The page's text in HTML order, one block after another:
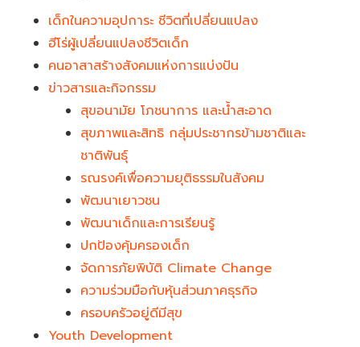
เด็กในความอุปการะ ชีวิตที่เปลี่ยนแปลง
ฮีโร่ผู้เปลี่ยนแปลงชีวิตเด็ก
คนอาสาสร้างสังคมแห่งการแบ่งปัน
ข่าวสารและกิจกรรม
สุขอนามัย โภชนาการ และน้ำสะอาด
สุขภาพและสิทธิ กลุ่มประชากรข้ามชาติและ
ชาติพันธุ์
รณรงค์เพื่อความยุติธรรมในสังคม
พัฒนาเยาวชน
พัฒนาเด็กและการเรียนรู้
ปกป้องคุ้มครองเด็ก
จัดการภัยพิบัติ Climate Change
ความร่วมมือกับหุ้นส่วนภาคธุรกิจ
ครอบครัวอยู่ดีมีสุข
Youth Development​